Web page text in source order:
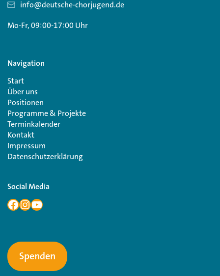
info@deutsche-chorjugend.de
Mo-Fr, 09:00-17:00 Uhr
Navigation
Start
Über uns
Positionen
Programme & Projekte
Terminkalender
Kontakt
Impressum
Datenschutzerklärung
Social Media
Spenden